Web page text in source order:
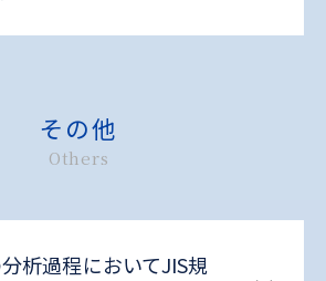
その他
Others
析過程においてJIS規